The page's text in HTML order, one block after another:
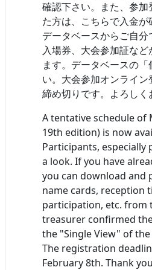
確認下さい。また、参
た方は、こちらで入金
データベースからご自
入場券、大会参加証な
ます。データベースの
い。大会参加オンライ
締め切りです。よろしく
A tentative schedule of
19th edition) is now
Participants, especially
a look. If you have
you can download
name cards, reception
participation, etc. from
treasurer confirmed
the "Single View" of
The registration
February 8th. Thank